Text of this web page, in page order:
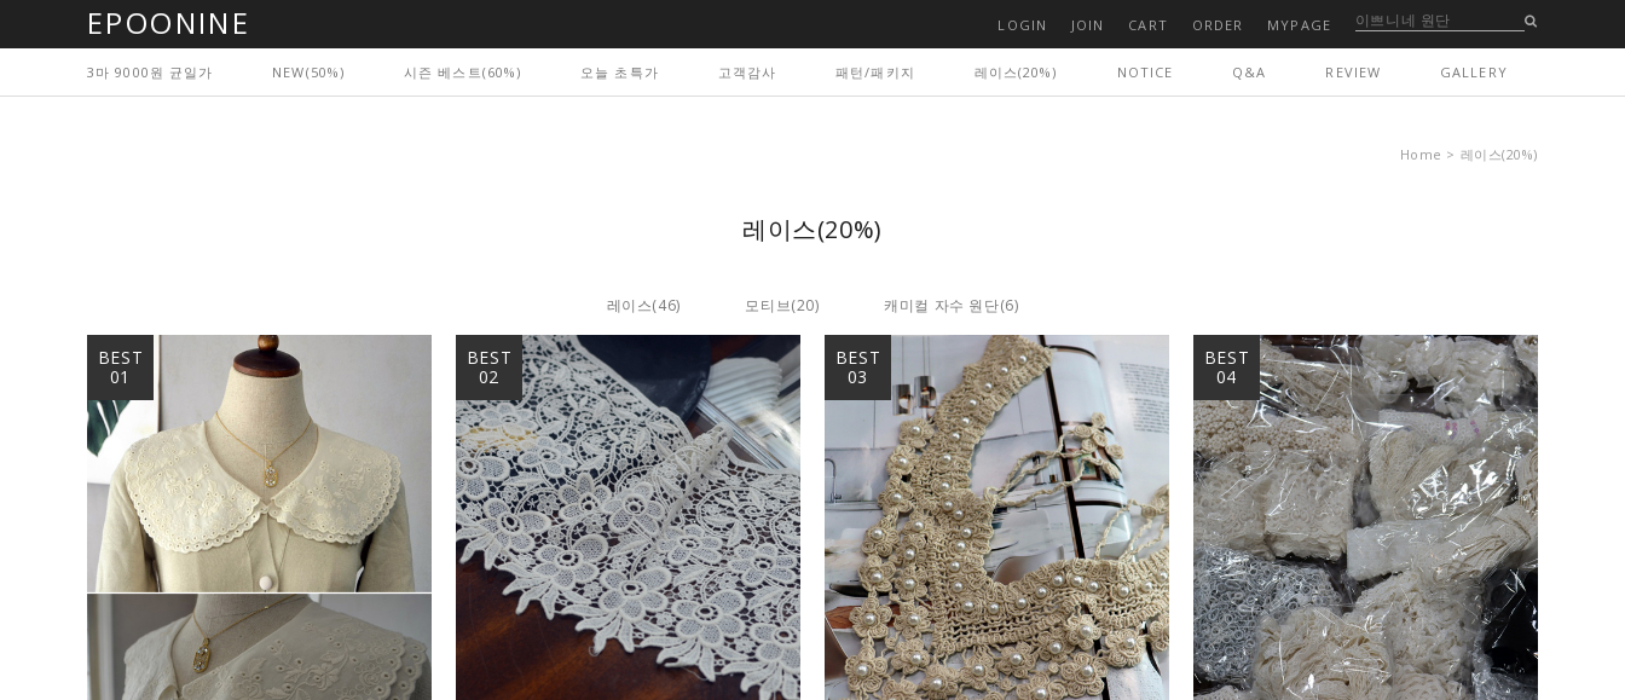
EPOONINE LOGIN JOIN CART ORDER MYPAGE
3마 9000원 균일가 NEW(50%) 시즌 베스트(60%) 오늘 초특가 고객감사 패턴/패키지 레이스(20%) NOTICE Q&A REVIEW GALLERY
Home > 레이스(20%)
레이스(20%)
레이스(46) 모티브(20) 캐미컬 자수 원단(6)
BEST
01
BEST
02
BEST
03
BEST
04